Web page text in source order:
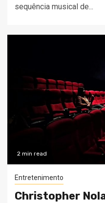
sequência musical de...
2 min read
Entretenimento
Christopher